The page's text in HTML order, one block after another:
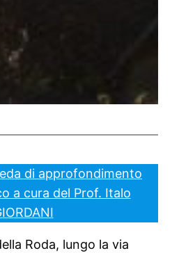
di approfondimento
a cura del Prof. Italo
Roda, lungo la via